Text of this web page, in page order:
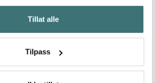
vil vi også gjerne:
om den geografiske
din, som kan være nøyaktig innenfor
din ved å aktivt skanne den for
Tillat alle
Tilpass